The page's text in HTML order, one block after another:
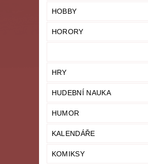
HOBBY
HORORY
HRY
HUDEBNÍ NAUKA
HUMOR
KALENDÁŘE
KOMIKSY